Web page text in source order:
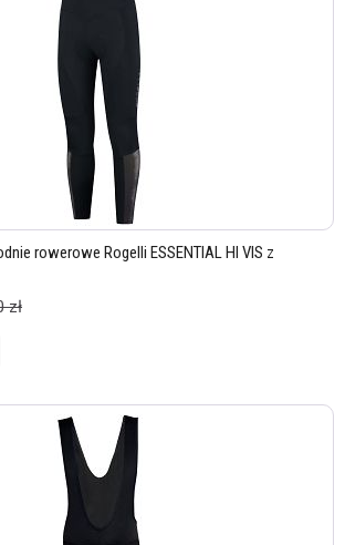
rowerowe Rogelli ESSENTIAL HI VIS z
zł